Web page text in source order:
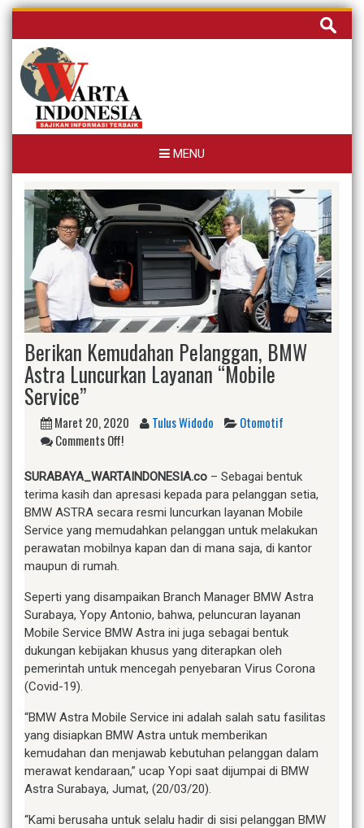
Skip
content
Cari
untuk:
MENU
Berikan Kemudahan Pelanggan, BMW
Astra Luncurkan Layanan “Mobile
Service”
Maret 20, 2020 Tulus Widodo
Otomotif
Comments Off!
SURABAYA_WARTAINDONESIA.co – Sebagai bentuk
terima kasih dan apresasi kepada para pelanggan setia,
BMW ASTRA secara resmi luncurkan layanan Mobile
Service yang memudahkan pelanggan untuk melakukan
perawatan mobilnya kapan dan di mana saja, di kantor
maupun di rumah.
Seperti yang disampaikan Branch Manager BMW Astra
Surabaya, Yopy Antonio, bahwa, peluncuran layanan
Mobile Service BMW Astra ini juga sebagai bentuk
dukungan kebijakan khusus yang diterapkan oleh
pemerintah untuk mencegah penyebaran Virus Corona
(Covid-19).
“BMW Astra Mobile Service ini adalah salah satu fasilitas
yang disiapkan BMW Astra untuk memberikan
kemudahan dan menjawab kebutuhan pelanggan dalam
merawat kendaraan,” ucap Yopi saat dijumpai di BMW
Astra Surabaya, Jumat, (20/03/20).
“Kami berusaha untuk selalu hadir di sisi pelanggan BMW